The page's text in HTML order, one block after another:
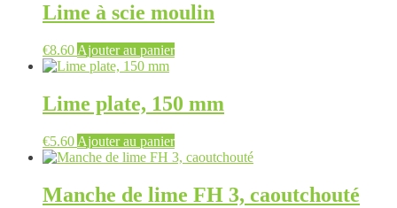
Lime à scie moulin
€8.60 Ajouter au panier
Lime plate, 150 mm
€5.60 Ajouter au panier
Manche de lime FH 3, caoutchouté